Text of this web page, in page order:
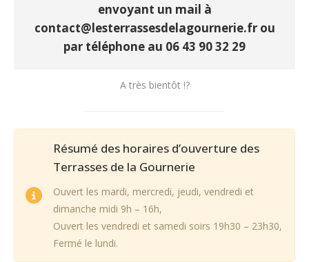
envoyant un mail à
contact@lesterrassesdelagournerie.fr ou
par téléphone au 06 43 90 32 29
A très bientôt !?
Résumé des horaires d’ouverture des
Terrasses de la Gournerie
Ouvert les mardi, mercredi, jeudi, vendredi et
dimanche midi 9h – 16h,
Ouvert les vendredi et samedi soirs 19h30 – 23h30,
Fermé le lundi.